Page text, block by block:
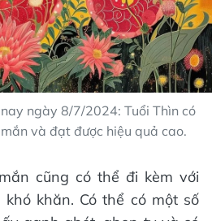
ngày 8/7/2024: Tuổi Thìn có
và đạt được hiệu quả cao.
cũng có thể đi kèm với
khăn. Có thể có một số